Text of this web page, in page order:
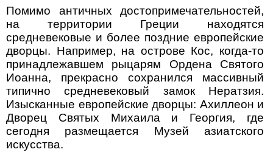
Помимо античных достопримечательностей,
на территории Греции находятся
средневековые и более поздние европейские
дворцы. Например, на острове Кос, когда-то
принадлежавшем рыцарям Ордена Святого
Иоанна, прекрасно сохранился массивный
типично средневековый замок Нератзия.
Изысканные европейские дворцы: Ахиллеон и
Дворец Святых Михаила и Георгия, где
сегодня размещается Музей азиатского
искусства.